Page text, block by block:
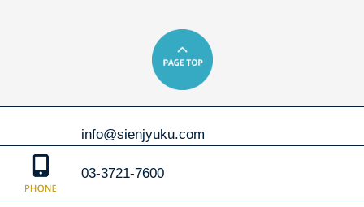
info@sienjyuku.com
03-3721-7600